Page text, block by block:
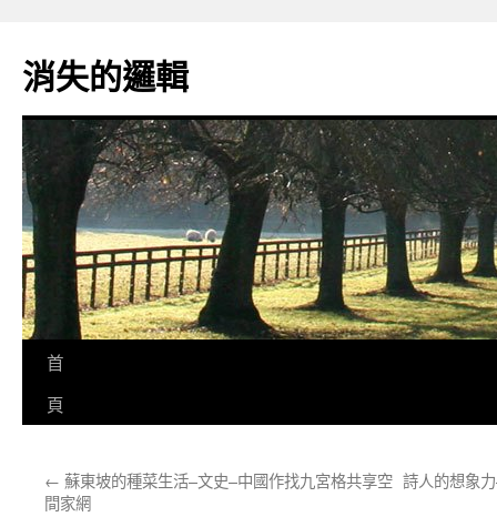
主
要
消失的邏輯
首
頁
← 蘇東坡的種菜生活–文史–中國作找九宮格共享空
間家網
詩人的想象